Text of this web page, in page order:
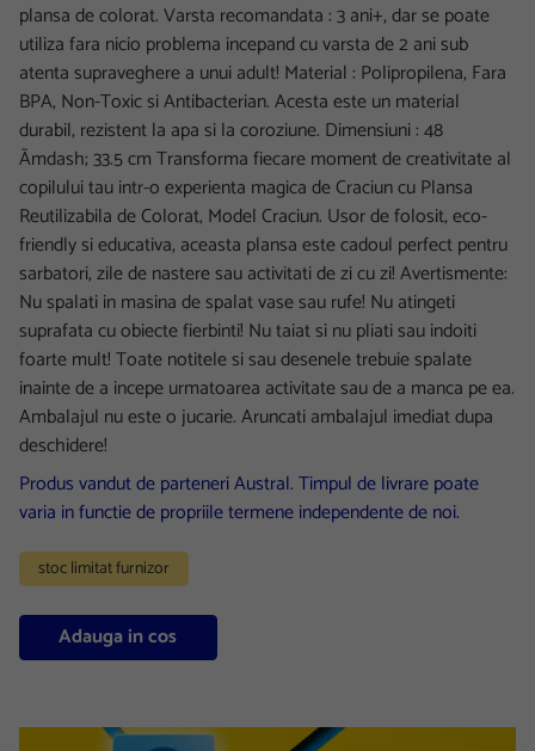
plansa de colorat. Varsta recomandata : 3 ani+, dar se poate
utiliza fara nicio problema incepand cu varsta de 2 ani sub
atenta supraveghere a unui adult! Material : Polipropilena, Fara
BPA, Non-Toxic si Antibacterian. Acesta este un material
durabil, rezistent la apa si la coroziune. Dimensiuni : 48
Ãmdash; 33.5 cm Transforma fiecare moment de creativitate al
copilului tau intr-o experienta magica de Craciun cu Plansa
Reutilizabila de Colorat, Model Craciun. Usor de folosit, eco-
friendly si educativa, aceasta plansa este cadoul perfect pentru
sarbatori, zile de nastere sau activitati de zi cu zi! Avertismente:
Nu spalati in masina de spalat vase sau rufe! Nu atingeti
suprafata cu obiecte fierbinti! Nu taiat si nu pliati sau indoiti
foarte mult! Toate notitele si sau desenele trebuie spalate
inainte de a incepe urmatoarea activitate sau de a manca pe ea.
Ambalajul nu este o jucarie. Aruncati ambalajul imediat dupa
deschidere!
Produs vandut de parteneri Austral. Timpul de livrare poate
varia in functie de propriile termene independente de noi.
stoc limitat furnizor
Adauga in cos